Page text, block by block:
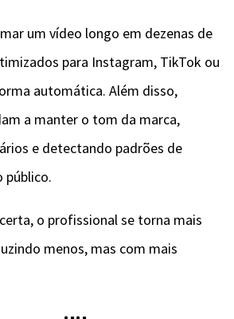
um vídeo longo em dezenas de
para Instagram, TikTok ou
automática. Além disso,
a manter o tom da marca,
e detectando padrões de
o profissional se torna mais
menos, mas com mais